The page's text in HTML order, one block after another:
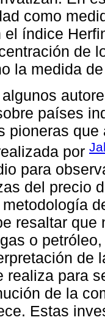
como
el índice
de
la medida
países
pioneras
por
para
del precio
resaltar
o
de
realiza para
de la
Estas